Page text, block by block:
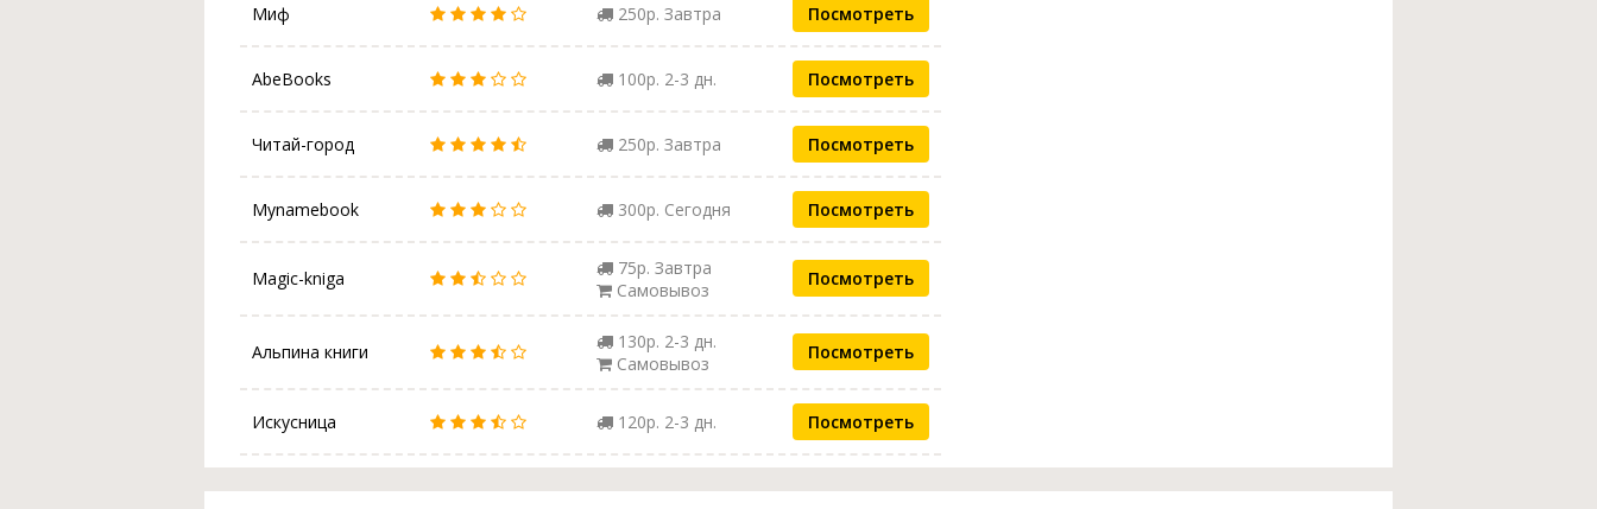
Миф 250р. Завтра Посмотреть
AbeBooks 100р. 2-3 дн. Посмотреть
Читай-город 250р. Завтра Посмотреть
Mynamebook 300р. Сегодня Посмотреть
Magic-kniga
75р. Завтра
Самовывоз
Посмотреть
Альпина книги
130р. 2-3 дн.
Самовывоз
Посмотреть
Искусница 120р. 2-3 дн. Посмотреть